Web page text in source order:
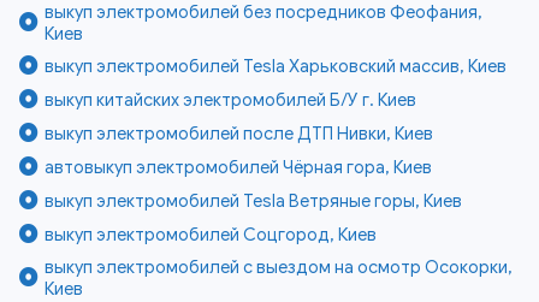
выкуп электромобилей без посредников Феофания,
Киев
выкуп электромобилей Tesla Харьковский массив, Киев
выкуп китайских электромобилей Б/У г. Киев
выкуп электромобилей после ДТП Нивки, Киев
автовыкуп электромобилей Чёрная гора, Киев
выкуп электромобилей Tesla Ветряные горы, Киев
выкуп электромобилей Соцгород, Киев
выкуп электромобилей с выездом на осмотр Осокорки,
Киев